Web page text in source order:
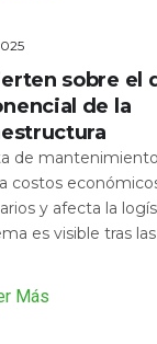
sobre el
de la
de
costos
y afecta la
es visible tras
Más